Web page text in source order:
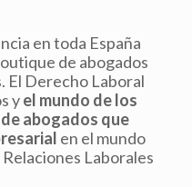
en toda España
de abogados
El Derecho Laboral
yel mundo de los
abogados que
en el mundo
Laborales